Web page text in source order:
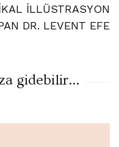
İLLÜSTRASYON
DR. LEVENT EFE
gidebilir...